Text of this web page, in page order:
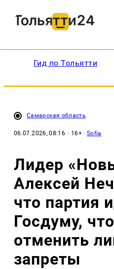
Гид по Тольятти
Самарская область
06.07.2026, 08:16 · 16+ ·Sofia
Лидер
Алексей
что партия
Госдуму,
отменить
запреты